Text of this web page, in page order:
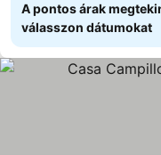
A pontos árak
válasszon dátumokat